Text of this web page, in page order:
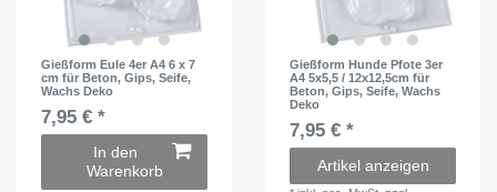
Gießform Eule 4er A4 6 x 7
cm für Beton, Gips, Seife,
Wachs Deko
7,95 € *
In den
Warenkorb
Gießform Hunde Pfote 3er
A4 5x5,5 / 12x12,5cm für
Beton, Gips, Seife, Wachs
Deko
7,95 € *
Artikel anzeigen